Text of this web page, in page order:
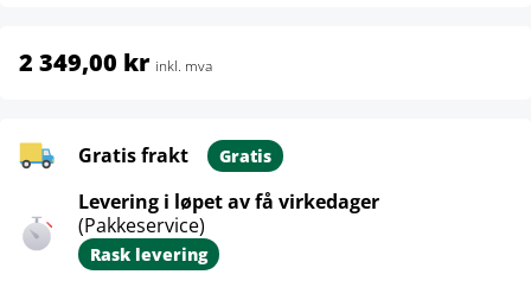
2 349,00 kr inkl. mva
Gratis frakt Gratis
Levering i løpet av få virkedager
(Pakkeservice)
Rask levering